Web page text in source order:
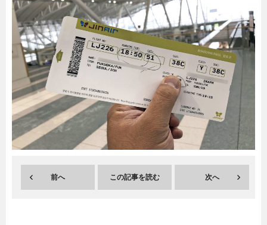
副業 ニュース
スキル
暮らし エンタメ
連載一覧
前へ この記事を読む 次へ